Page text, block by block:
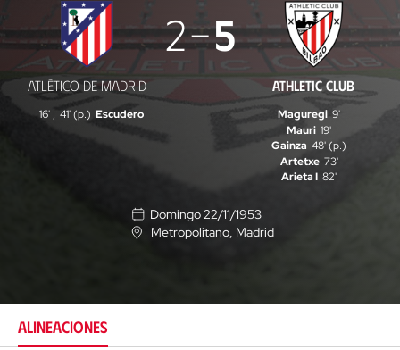
Atlético
de
Madrid
-
Athletic
ATLÉTICO DE MADRID
2 5
ATHLETIC CLUB
16' , 41' (p.) Escudero Maguregi 9'
Mauri 19'
Gainza 48' (p.)
Artetxe 73'
Arieta I 82'
Domingo 22/11/1953
U
ó
Metropolitano, Madrid
ALINEACIONES